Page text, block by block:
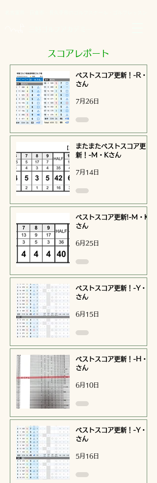
​スコアレポート
ベストスコア更新！-R・K
さん
7月26日
またまたベストスコア更
新！-M・Kさん
7月14日
ベストスコア更新!-M・K
さん
6月25日
ベストスコア更新！-Y・I
さん
6月15日
ベストスコア更新！-H・S
さん
6月10日
ベストスコア更新！-Y・I
さん
5月16日